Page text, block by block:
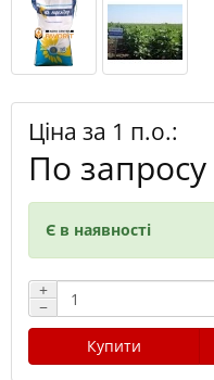
Ціна за 1 п.о.:
По запросу
Є в наявності
+
−
Купити